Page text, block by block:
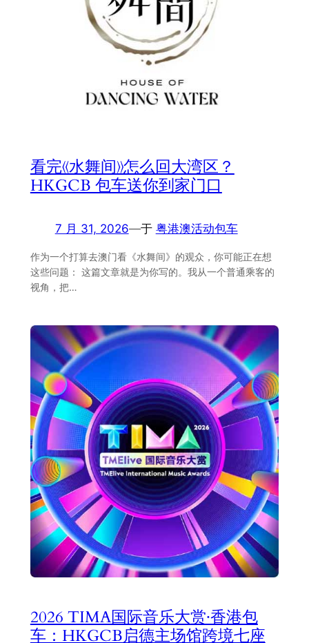
看完《水舞间》怎么回大湾区？
HKGCB 包车送你到家门口
7 月 31, 2026—于 粤港澳活动包车
作为一个打算去澳门看《水舞间》的观众，你可能正在想
这些问题： 这篇文章就是为你写的。我从一个普通乘客的
视角，把…
2026 TIMA国际音乐大赏·香港包
车：HKGCB启德主场馆跨境七座